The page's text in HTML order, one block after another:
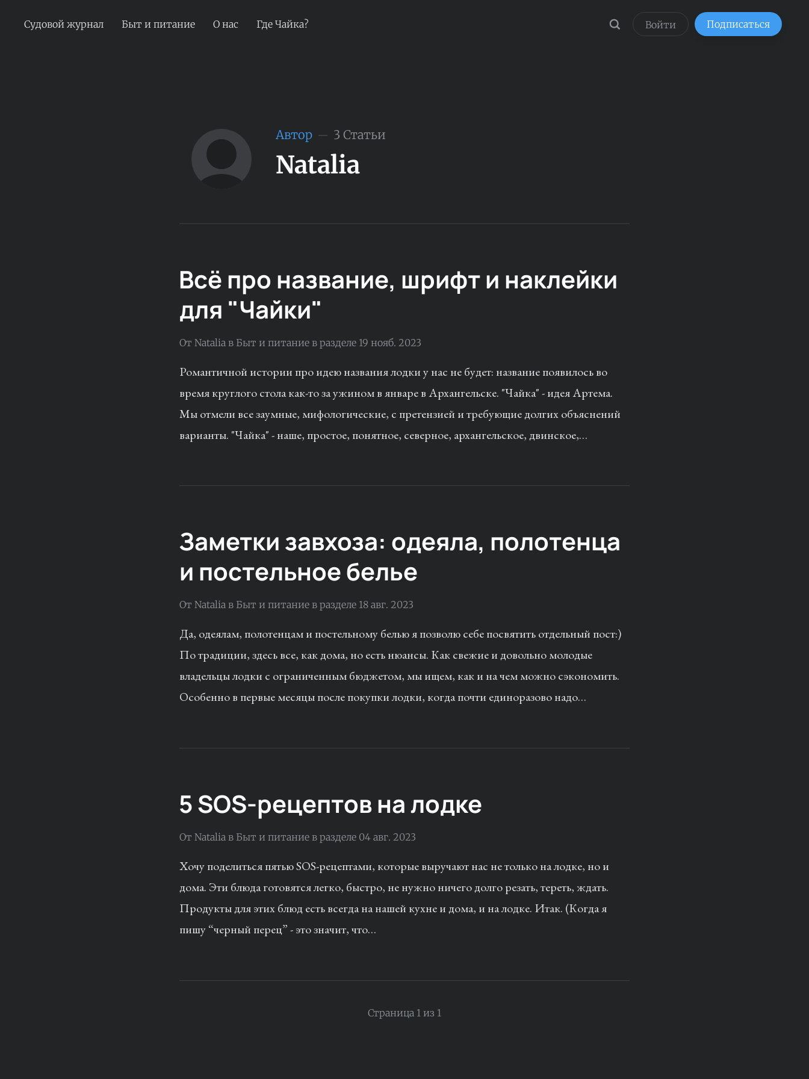
Судовой журнал Быт и питание О нас Где Чайка? Войти Подписаться
Автор 3 Статьи
Natalia
Всё про название, шрифт и наклейки
для "Чайки"
ОтNatalia в Быт и питание в разделе 19 нояб. 2023
Романтичной истории про идею названия лодки у нас не будет: название появилось во
время круглого стола как-то за ужином в январе в Архангельске. "Чайка" - идея Артема.
Мы отмели все заумные, мифологические, с претензией и требующие долгих объяснений
варианты. "Чайка" - наше, простое, понятное, северное, архангельское, двинское,…
Заметки завхоза: одеяла, полотенца
и постельное белье
ОтNatalia в Быт и питание в разделе 18 авг. 2023
Да, одеялам, полотенцам и постельному белью я позволю себе посвятить отдельный пост:)
По традиции, здесь все, как дома, но есть нюансы. Как свежие и довольно молодые
владельцы лодки с ограниченным бюджетом, мы ищем, как и на чем можно сэкономить.
Особенно в первые месяцы после покупки лодки, когда почти единоразово надо…
5 SOS-рецептов на лодке
ОтNatalia в Быт и питание в разделе 04 авг. 2023
Хочу поделиться пятью SOS-рецептами, которые выручают нас не только на лодке, но и
дома. Эти блюда готовятся легко, быстро, не нужно ничего долго резать, тереть, ждать.
Продукты для этих блюд есть всегда на нашей кухне и дома, и на лодке. Итак. (Когда я
пишу “черный перец” - это значит, что…
Страница 1 из 1